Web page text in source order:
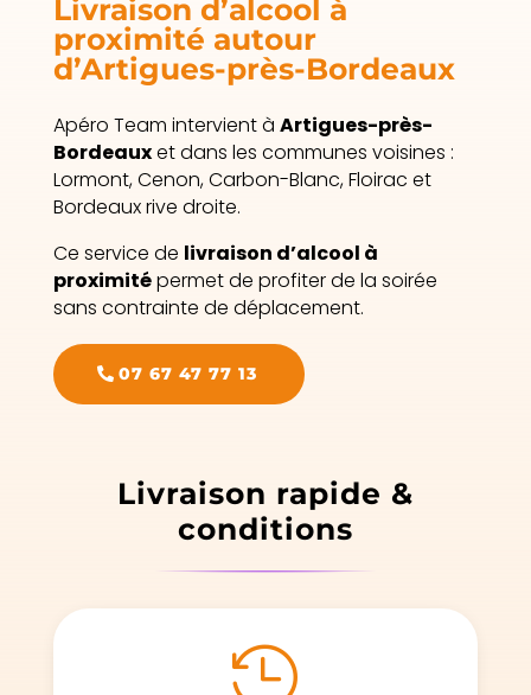
Livraison d’alcool à
proximité autour
d’Artigues-près-Bordeaux
Apéro Team intervient à Artigues-près-
Bordeauxet dans les communes voisines :
Lormont, Cenon, Carbon-Blanc, Floirac et
Bordeaux rive droite.
Ce service de livraison d’alcool à
proximitépermet de profiter de la soirée
sans contrainte de déplacement.
07 67 47 77 13
Livraison rapide &
conditions
